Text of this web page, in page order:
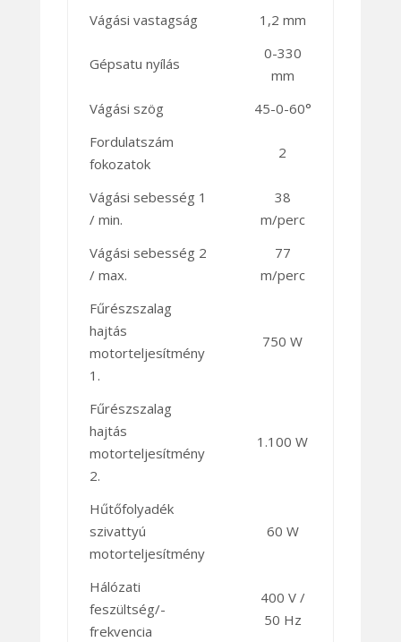
Vágási vastagság 1,2 mm
Gépsatu nyílás
0-330
mm
Vágási szög
45-0-60°
Fordulatszám
fokozatok
2
Vágási sebesség 1
/ min.
38
m/perc
Vágási sebesség 2
/ max.
77
m/perc
Fűrészszalag
hajtás
motorteljesítmény
1.
750 W
Fűrészszalag
hajtás
motorteljesítmény
2.
1.100 W
Hűtőfolyadék
szivattyú
motorteljesítmény
60 W
Hálózati
feszültség/-
frekvencia
400 V /
50 Hz